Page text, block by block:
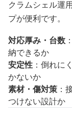
クラムシェル運
プが便利です。
対応厚み・台数
納できるか
安定性 ：倒れに
かないか
素材・傷対策 ：
つけない設計か